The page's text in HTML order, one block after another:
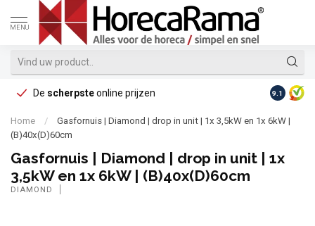
MENU
De scherpsteonline prijzen Op
9.1
Home /
Gasfornuis | Diamond | drop in unit | 1x 3,5kW en 1x 6kW |
(B)40x(D)60cm
Gasfornuis | Diamond | drop in unit | 1x
3,5kW en 1x 6kW | (B)40x(D)60cm
DIAMOND